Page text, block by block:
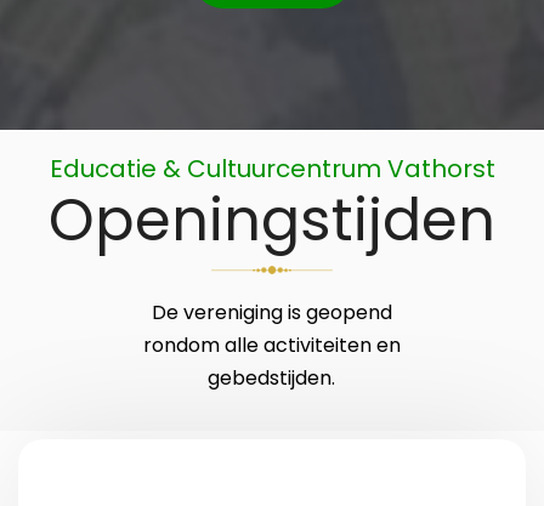
Educatie & Cultuurcentrum Vathorst
Openingstijden
De vereniging is geopend
rondom alle activiteiten en
gebedstijden.